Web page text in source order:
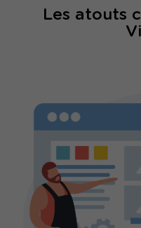
Les atouts